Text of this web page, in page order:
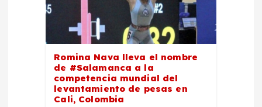
Romina Nava lleva el nombre
de #Salamanca a la
competencia mundial del
levantamiento de pesas en
Cali, Colombia